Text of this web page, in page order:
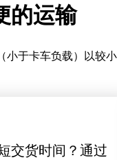
的运输
于卡车负载）以较
交货时间？通过